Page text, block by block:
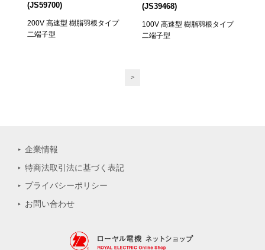
(JS59700)
200V 高速型 樹脂羽根タイプ
二端子型
(JS39468)
100V 高速型 樹脂羽根タイプ
二端子型
>
企業情報
特商法取引法に基づく表記
プライバシーポリシー
お問い合わせ